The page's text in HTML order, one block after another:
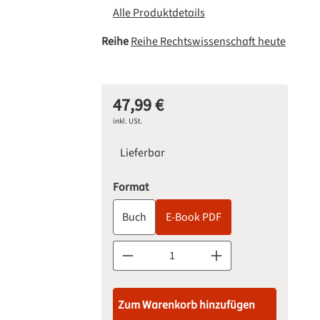
Alle Produktdetails
ReiheReihe Rechtswissenschaft heute
Regulärer Preis:
47,99 €
inkl. USt.
Lieferbar
Formatauswählen
Buch
E-Book PDF
Produkt Anzahl: Gib den gewünschten
Zum Warenkorb hinzufügen